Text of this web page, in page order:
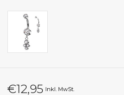
€12,95 Inkl. MwSt.